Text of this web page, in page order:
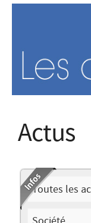
Actus
Toutes les